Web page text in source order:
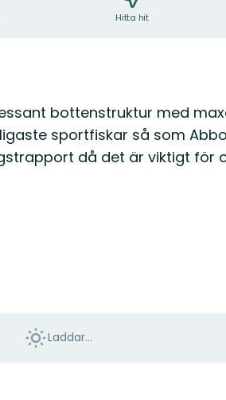
Hitta hit
bottenstruktur med
sportfiskar så som
då det är viktigt för
Laddar...